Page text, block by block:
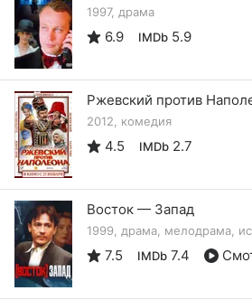
1997, драма
6.9 IMDb 5.9
Ржевский против
2012, комедия
4.5 IMDb 2.7
Восток — Запад
1999, драма, мелодрама,
7.5 IMDb 7.4